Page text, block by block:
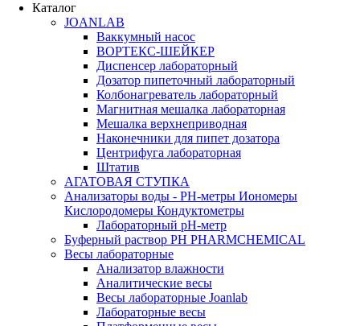
Каталог
JOANLAB
Ваккумный насос
ВОРТЕКС-ШЕЙКЕР
Диспенсер лабораторный
Дозатор пипеточный лабораторный
Колбонагреватель лабораторный
Магнитная мешалка лабораторная
Мешалка верхнеприводная
Наконечники для пипет дозатора
Центрифуга лабораторная
Штатив
АГАТОВАЯ СТУПКА
Анализаторы воды - PH-метры Иономеры
Кислородомеры Кондуктометры
Лабораторный pH-метр
Буферный раствор PH PHARMCHEMICAL
Весы лабораторные
Анализатор влажности
Аналитические весы
Весы лабораторные Joanlab
Лабораторные весы